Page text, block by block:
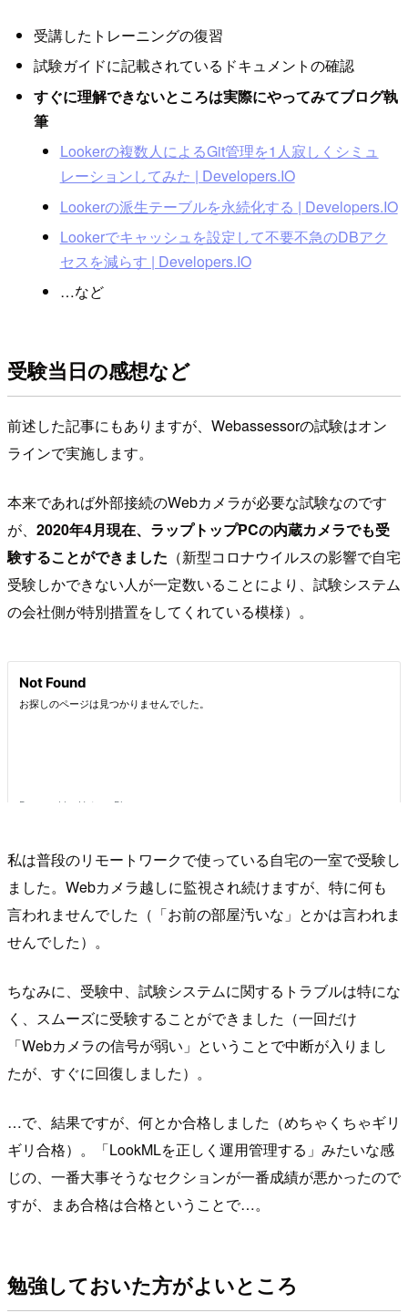
受講したトレーニングの復習
試験ガイドに記載されているドキュメントの確認
すぐに理解できないところは実際にやってみてブログ執
筆
Lookerの複数人によるGit管理を1人寂しくシミュ
レーションしてみた | Developers.IO
Lookerの派生テーブルを永続化する | Developers.IO
Lookerでキャッシュを設定して不要不急のDBアク
セスを減らす | Developers.IO
…など
受験当日の感想など
前述した記事にもありますが、Webassessorの試験はオン
ラインで実施します。
本来であれば外部接続のWebカメラが必要な試験なのです
が、 2020年4月現在、ラップトップPCの内蔵カメラでも受
験することができました （新型コロナウイルスの影響で自宅
受験しかできない人が一定数いることにより、試験システム
の会社側が特別措置をしてくれている模様）。
私は普段のリモートワークで使っている自宅の一室で受験し
ました。Webカメラ越しに監視され続けますが、特に何も
言われませんでした（「お前の部屋汚いな」とかは言われま
せんでした）。
ちなみに、受験中、試験システムに関するトラブルは特にな
く、スムーズに受験することができました（一回だけ
「Webカメラの信号が弱い」ということで中断が入りまし
たが、すぐに回復しました）。
…で、結果ですが、何とか合格しました（めちゃくちゃギリ
ギリ合格）。「LookMLを正しく運用管理する」みたいな感
じの、一番大事そうなセクションが一番成績が悪かったので
すが、まあ合格は合格ということで…。
勉強しておいた方がよいところ